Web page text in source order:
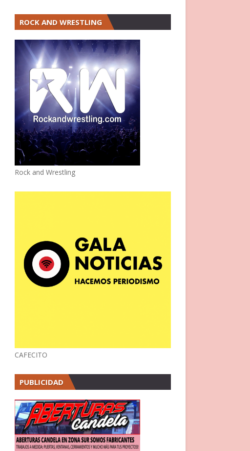
ROCK AND WRESTLING
Rock and Wrestling
CAFECITO
PUBLICIDAD